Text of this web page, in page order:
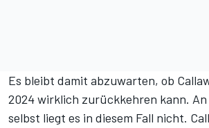
Es bleibt damit abzuwarten, ob
2024 wirklich zurückkehren kann.
selbst liegt es in diesem Fall nicht.